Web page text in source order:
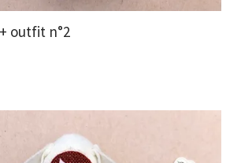
outfit n°2